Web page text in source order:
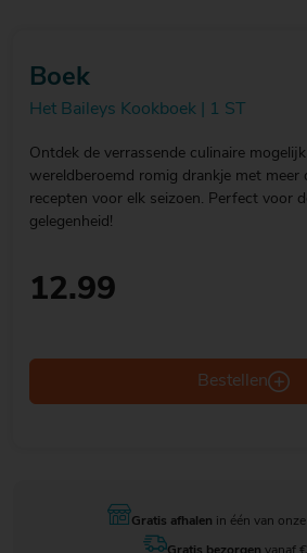
Boek
Het Baileys Kookboek | 1 ST
Ontdek de verrassende culinaire
wereldberoemd romig drankje met meer
recepten voor elk seizoen. Perfect voor
gelegenheid!
12.99
Bestellen
Gratis afhalen in één van